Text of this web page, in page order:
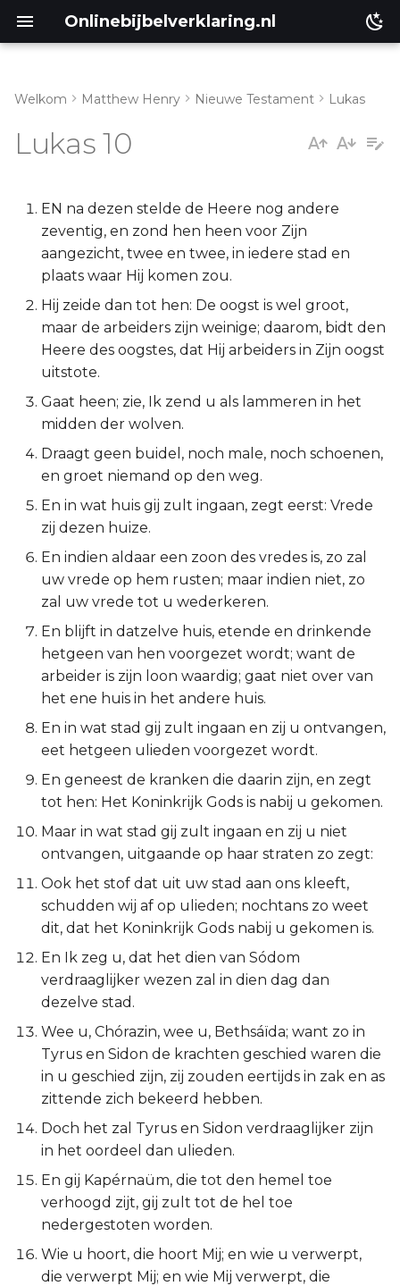
Onlinebijbelverklaring.nl
Leviticus
Numeri
Deuteronomium
Jozua
Ruth
1 Samuël
2 Samuël
1 Koningen
2 Koningen
1 Kronieken
2 Kronieken
Ezra
Nehémia
Esther
Psalmen
Spreuken
Prediker
Hooglied
Jesaja
Jeremía
Klaagliederen
Ezechiël
Daniël
Lukas 10:17-24
Lukas 10:25-37
Lukas 10:38-42
Welkom Matthew Henry Nieuwe Testament Lukas
Lukas 10
EN na dezen stelde de Heere nog andere
zeventig, en zond hen heen voor Zijn
aangezicht, twee en twee, in iedere stad en
plaats waar Hij komen zou.
Hij zeide dan tot hen: De oogst is wel groot,
maar de arbeiders zijn weinige; daarom, bidt den
Heere des oogstes, dat Hij arbeiders in Zijn oogst
uitstote.
Gaat heen; zie, Ik zend u als lammeren in het
midden der wolven.
Draagt geen buidel, noch male, noch schoenen,
en groet niemand op den weg.
En in wat huis gij zult ingaan, zegt eerst: Vrede
zij dezen huize.
En indien aldaar een zoon des vredes is, zo zal
uw vrede op hem rusten; maar indien niet, zo
zal uw vrede tot u wederkeren.
En blijft in datzelve huis, etende en drinkende
hetgeen van hen voorgezet wordt; want de
arbeider is zijn loon waardig; gaat niet over van
het ene huis in het andere huis.
En in wat stad gij zult ingaan en zij u ontvangen,
eet hetgeen ulieden voorgezet wordt.
En geneest de kranken die daarin zijn, en zegt
tot hen: Het Koninkrijk Gods is nabij u gekomen.
Maar in wat stad gij zult ingaan en zij u niet
ontvangen, uitgaande op haar straten zo zegt:
Ook het stof dat uit uw stad aan ons kleeft,
schudden wij af op ulieden; nochtans zo weet
dit, dat het Koninkrijk Gods nabij u gekomen is.
En Ik zeg u, dat het dien van Sódom
verdraaglijker wezen zal in dien dag dan
dezelve stad.
Wee u, Chórazin, wee u, Bethsáïda; want zo in
Tyrus en Sidon de krachten geschied waren die
in u geschied zijn, zij zouden eertijds in zak en as
zittende zich bekeerd hebben.
Doch het zal Tyrus en Sidon verdraaglijker zijn
in het oordeel dan ulieden.
En gij Kapérnaüm, die tot den hemel toe
verhoogd zijt, gij zult tot de hel toe
nedergestoten worden.
Wie u hoort, die hoort Mij; en wie u verwerpt,
die verwerpt Mij; en wie Mij verwerpt, die